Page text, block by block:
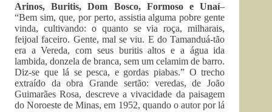
Arinos, Buritis, Dom Bosco, Formoso e Unaí–
“Bem sim, que, por perto, assistia alguma pobre gente
vinda, cultivando: o quanto se via roça, milharais,
feijoal faceiro. Gente, mal se viu. E do Tamanduá-tão
era a Vereda, com seus buritis altos e a água ida
lambida, donzela de branca, sem um celamim de barro.
Diz-se que lá se pesca, e gordas piabas.” O trecho
extraído da obra Grande sertão: veredas, de João
Guimarães Rosa, descreve a vivacidade da paisagem
do Noroeste de Minas, em 1952, quando o autor por lá